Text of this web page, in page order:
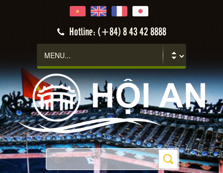
Hotline: (+84) 8 43 42 8888